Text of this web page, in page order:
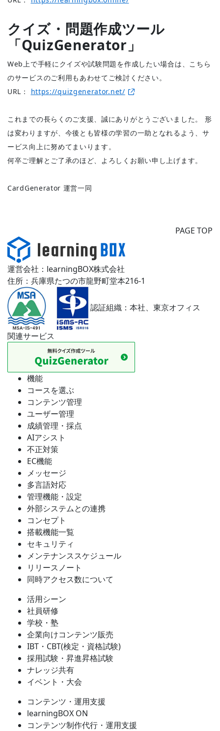
クイズ・問題作成ツール
「QuizGenerator」
Web上で手軽にクイズや試験問題を作成したい場合は、こちら
のサービスのご利用もあわせてご検討ください。
URL： https://quizgenerator.net/
これまでの長らくのご支援、誠にありがとうございました。 形
は変わりますが、今後とも皆様の学習の一助となれるよう、サ
ービス向上に努めてまいります。
何卒ご理解とご了承のほど、よろしくお願い申し上げます。
CardGenerator 運営一同
PAGE TOP
運営会社：learningBOX株式会社
住所：兵庫県たつの市龍野町堂本216-1
認証組織：本社、東京オフィス
関連サービス
機能
コースを選ぶ
コンテンツ管理
ユーザー管理
成績管理・採点
AIアシスト
不正対策
EC機能
メッセージ
多言語対応
管理機能・設定
外部システムとの連携
コンセプト
搭載機能一覧
セキュリティ
メンテナンススケジュール
リリースノート
同時アクセス数について
活用シーン
社員研修
学校・塾
企業向けコンテンツ販売
IBT・CBT(検定・資格試験)
採用試験・昇進昇格試験
ナレッジ共有
イベント・大会
コンテンツ・運用支援
learningBOX ON
コンテンツ制作代行・運用支援